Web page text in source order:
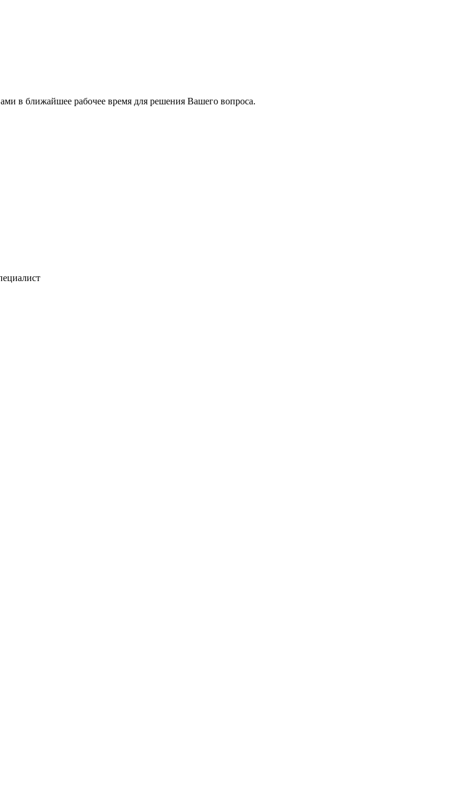
в ближайшее рабочее время для решения Вашего вопроса.